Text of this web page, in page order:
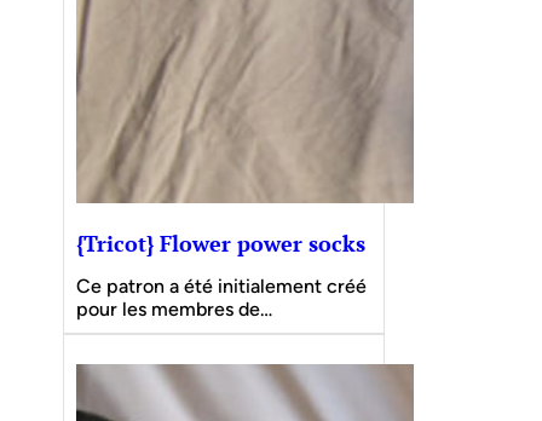
{Tricot} Flower power socks
Ce patron a été initialement créé
pour les membres de…